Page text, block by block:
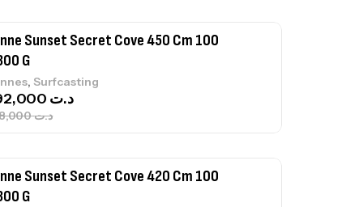
Sunset Secret Cove 420 Cm 100
G
, Surfcasting
د.ت748,000
د.ت 673,000
Jigging Sunset Massive Attack
120/250gr 30kg